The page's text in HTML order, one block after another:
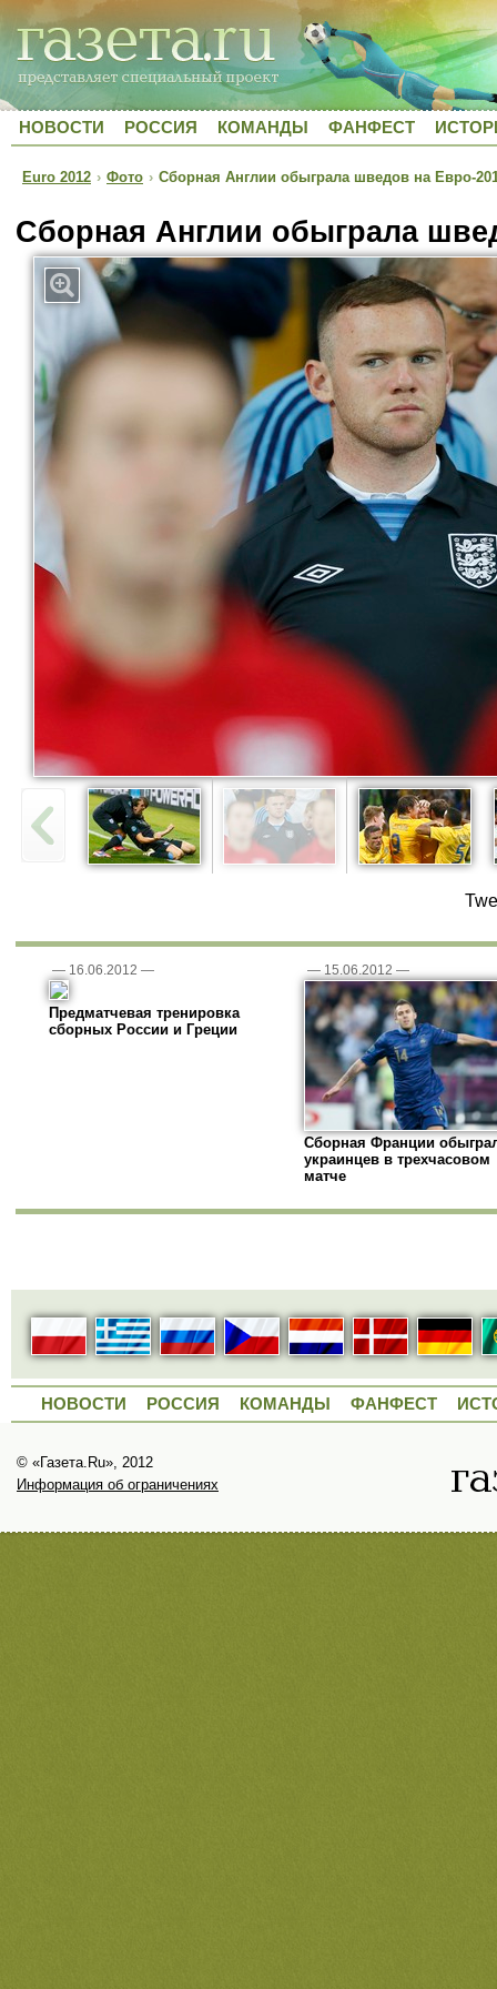
НОВОСТИ РОССИЯ КОМАНДЫ ФАНФЕСТ
Euro 2012 › Фото › Сборная Англии обыграла шведов на Евро-
Сборная Англии обыграла
— 16.06.2012 —
Предматчевая тренировка
сборных России и Греции
— 15.06.2012 —
Сборная Франции
украинцев в трехчасовом
матче
НОВОСТИ РОССИЯ КОМАНДЫ ФАНФЕСТ
© «Газета.Ru», 2012
Информация об ограничениях